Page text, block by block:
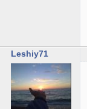
Leshiy71